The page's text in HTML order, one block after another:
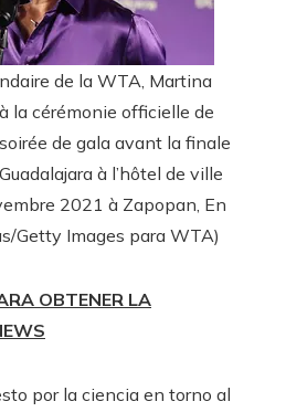
de la WTA, Martina
la cérémonie officielle de
de gala avant la finale
à l’hôtel de ville
2021 à Zapopan, En
Getty Images para WTA)
OBTENER LA
por la ciencia en torno al